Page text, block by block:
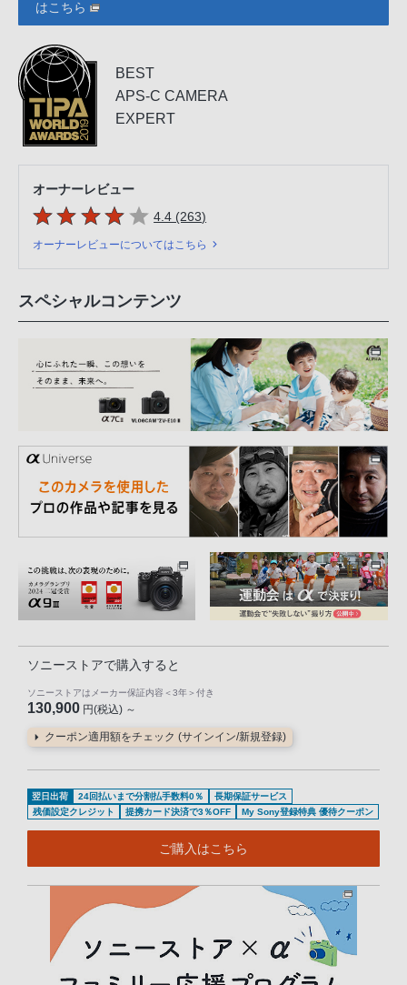
はこちら
BEST
APS-C CAMERA
EXPERT
オーナーレビュー
5つの星のうち
4.4 (263件のレビュー
)
オーナーレビューについてはこちら
スペシャルコンテンツ
ソニーストアで購入すると
ソニーストアはメーカー保証内容 ＜3年＞ 付き
130,900 円(税込) ～
クーポン適用額をチェック (サインイン/新規登録)
翌日出荷 24回払いまで分割払手数料0％
長期保証サービス
残価設定クレジット
提携カード決済で3％OFF My Sony登録特典 優待クーポン
ご購入はこちら